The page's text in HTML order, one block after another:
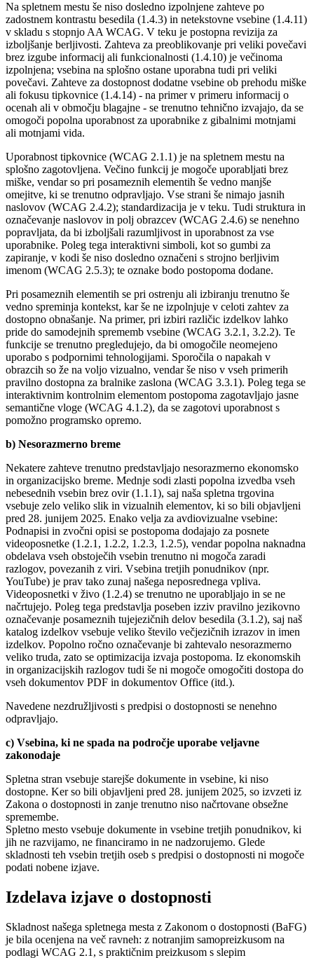
Na spletnem mestu še niso dosledno izpolnjene zahteve po
zadostnem kontrastu besedila (1.4.3) in netekstovne vsebine (1.4.11)
v skladu s stopnjo AA WCAG. V teku je postopna revizija za
izboljšanje berljivosti. Zahteva za preoblikovanje pri veliki povečavi
brez izgube informacij ali funkcionalnosti (1.4.10) je večinoma
izpolnjena; vsebina na splošno ostane uporabna tudi pri veliki
povečavi. Zahteve za dostopnost dodatne vsebine ob prehodu miške
ali fokusu tipkovnice (1.4.14) - na primer v primeru informacij o
ocenah ali v območju blagajne - se trenutno tehnično izvajajo, da se
omogoči popolna uporabnost za uporabnike z gibalnimi motnjami
ali motnjami vida.
Uporabnost tipkovnice (WCAG 2.1.1) je na spletnem mestu na
splošno zagotovljena. Večino funkcij je mogoče uporabljati brez
miške, vendar so pri posameznih elementih še vedno manjše
omejitve, ki se trenutno odpravljajo. Vse strani še nimajo jasnih
naslovov (WCAG 2.4.2); standardizacija je v teku. Tudi struktura in
označevanje naslovov in polj obrazcev (WCAG 2.4.6) se nenehno
popravljata, da bi izboljšali razumljivost in uporabnost za vse
uporabnike. Poleg tega interaktivni simboli, kot so gumbi za
zapiranje, v kodi še niso dosledno označeni s strojno berljivim
imenom (WCAG 2.5.3); te oznake bodo postopoma dodane.
Pri posameznih elementih se pri ostrenju ali izbiranju trenutno še
vedno spreminja kontekst, kar še ne izpolnjuje v celoti zahtev za
dostopno obnašanje. Na primer, pri izbiri različic izdelkov lahko
pride do samodejnih sprememb vsebine (WCAG 3.2.1, 3.2.2). Te
funkcije se trenutno pregledujejo, da bi omogočile neomejeno
uporabo s podpornimi tehnologijami. Sporočila o napakah v
obrazcih so že na voljo vizualno, vendar še niso v vseh primerih
pravilno dostopna za bralnike zaslona (WCAG 3.3.1). Poleg tega se
interaktivnim kontrolnim elementom postopoma zagotavljajo jasne
semantične vloge (WCAG 4.1.2), da se zagotovi uporabnost s
pomožno programsko opremo.
b) Nesorazmerno breme
Nekatere zahteve trenutno predstavljajo nesorazmerno ekonomsko
in organizacijsko breme. Mednje sodi zlasti popolna izvedba vseh
nebesednih vsebin brez ovir (1.1.1), saj naša spletna trgovina
vsebuje zelo veliko slik in vizualnih elementov, ki so bili objavljeni
pred 28. junijem 2025. Enako velja za avdiovizualne vsebine:
Podnapisi in zvočni opisi se postopoma dodajajo za posnete
videoposnetke (1.2.1, 1.2.2, 1.2.3, 1.2.5), vendar popolna naknadna
obdelava vseh obstoječih vsebin trenutno ni mogoča zaradi
razlogov, povezanih z viri. Vsebina tretjih ponudnikov (npr.
YouTube) je prav tako zunaj našega neposrednega vpliva.
Videoposnetki v živo (1.2.4) se trenutno ne uporabljajo in se ne
načrtujejo. Poleg tega predstavlja poseben izziv pravilno jezikovno
označevanje posameznih tujejezičnih delov besedila (3.1.2), saj naš
katalog izdelkov vsebuje veliko število večjezičnih izrazov in imen
izdelkov. Popolno ročno označevanje bi zahtevalo nesorazmerno
veliko truda, zato se optimizacija izvaja postopoma. Iz ekonomskih
in organizacijskih razlogov tudi še ni mogoče omogočiti dostopa do
vseh dokumentov PDF in dokumentov Office (itd.).
Navedene nezdružljivosti s predpisi o dostopnosti se nenehno
odpravljajo.
c) Vsebina, ki ne spada na področje uporabe veljavne
zakonodaje
Spletna stran vsebuje starejše dokumente in vsebine, ki niso
dostopne. Ker so bili objavljeni pred 28. junijem 2025, so izvzeti iz
Zakona o dostopnosti in zanje trenutno niso načrtovane obsežne
spremembe.
Spletno mesto vsebuje dokumente in vsebine tretjih ponudnikov, ki
jih ne razvijamo, ne financiramo in ne nadzorujemo. Glede
skladnosti teh vsebin tretjih oseb s predpisi o dostopnosti ni mogoče
podati nobene izjave.
Izdelava izjave o dostopnosti
Skladnost našega spletnega mesta z Zakonom o dostopnosti (BaFG)
je bila ocenjena na več ravneh: z notranjim samopreizkusom na
podlagi WCAG 2.1, s praktičnim preizkusom s slepim